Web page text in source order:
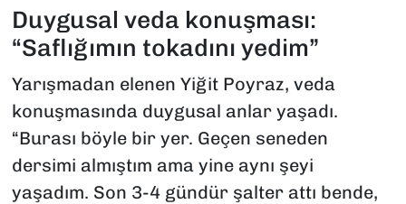
Duygusal veda konuşması:
“Saflığımın tokadını yedim”
Yarışmadan elenen Yiğit Poyraz, veda
konuşmasında duygusal anlar yaşadı.
“Burası böyle bir yer. Geçen seneden
dersimi almıştım ama yine aynı şeyi
yaşadım. Son 3-4 gündür şalter attı bende,